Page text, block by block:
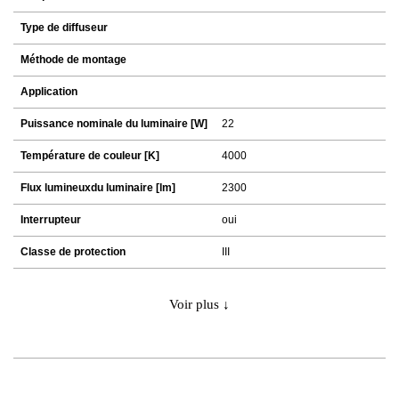
Type de diffuseur
Méthode de montage
Application
Puissance nominale du luminaire [W] 22
Température de couleur [K] 4000
Flux lumineuxdu luminaire [lm] 2300
Interrupteur oui
Classe de protection
Voir plus ↓